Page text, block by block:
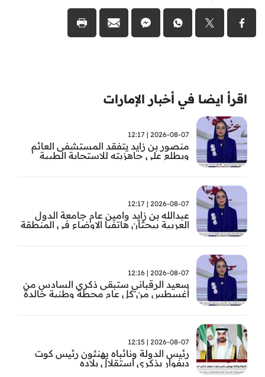
اقرأ ايضا في أخبار الإمارات
2026-08-07 | 12:17
منصور بن زايد يتفقد المستشفى العائم
ويطلع على جاهزيته للاستجابة الطبية
2026-08-07 | 12:17
عبدالله بن زايد وامين عام جامعة الدول
العربية يبحثان هاتفيا الاوضاع في المنطقة
2026-08-07 | 12:16
سعيد الرقباني ستبقى ذكرى السادس من
أغسطس من كل عام محطة وطنية خالدة
الوالد المؤسس
2026-08-07 | 12:15
رئيس الدولة ونائباه يهنئون رئيس كوت
ديفوار بذكرى استقلال بلاده